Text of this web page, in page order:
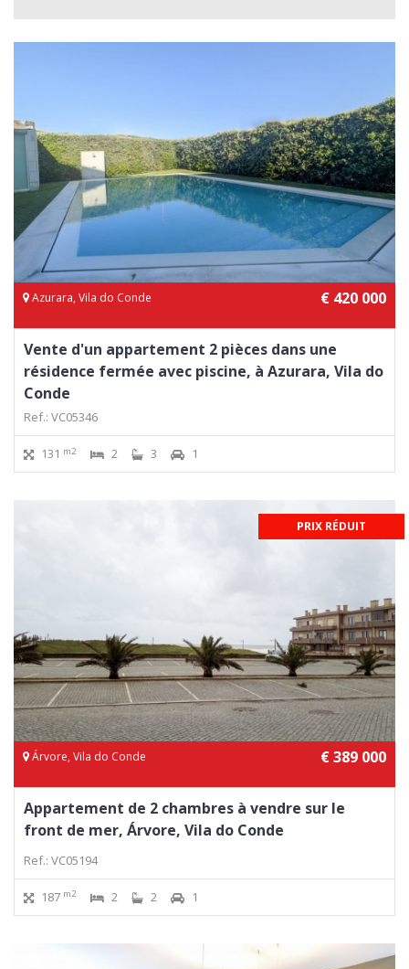
Azurara, Vila do Conde € 420 000
Vente d'un appartement 2 pièces dans une
résidence fermée avec piscine, à Azurara, Vila do
Conde
Ref.: VC05346
131 m2 2 3 1
PRIX RÉDUIT
Árvore, Vila do Conde € 389 000
Appartement de 2 chambres à vendre sur le
front de mer, Árvore, Vila do Conde
Ref.: VC05194
187 m2 2 2 1